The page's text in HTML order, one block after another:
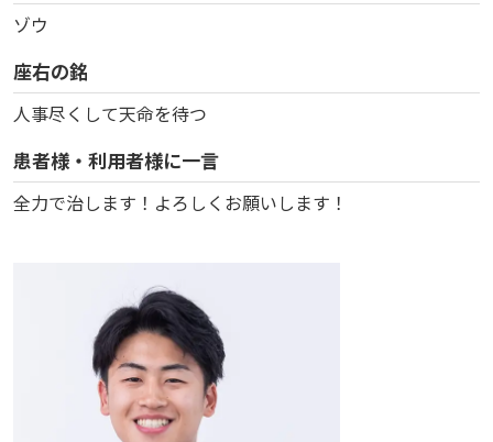
ゾウ
座右の銘
人事尽くして天命を待つ
患者様・利用者様に一言
全力で治します！よろしくお願いします！